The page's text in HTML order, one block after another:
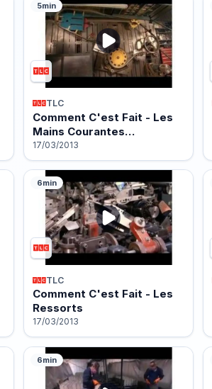
5min
TLC
Comment C'est Fait - Les
Mains Courantes…
17/03/2013
6min
TLC
Comment C'est Fait - Les
Ressorts
17/03/2013
6min